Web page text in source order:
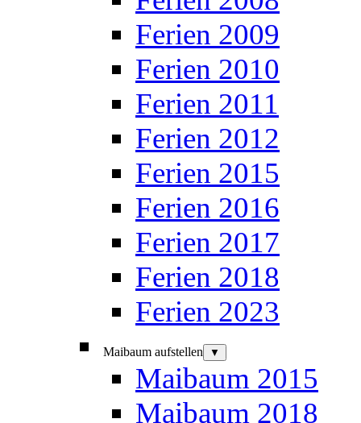
Ferien 2009
Ferien 2010
Ferien 2011
Ferien 2012
Ferien 2015
Ferien 2016
Ferien 2017
Ferien 2018
Ferien 2023
Maibaum aufstellen ▼
Maibaum 2015
Maibaum 2018